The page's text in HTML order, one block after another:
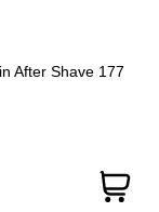
After Shave 177